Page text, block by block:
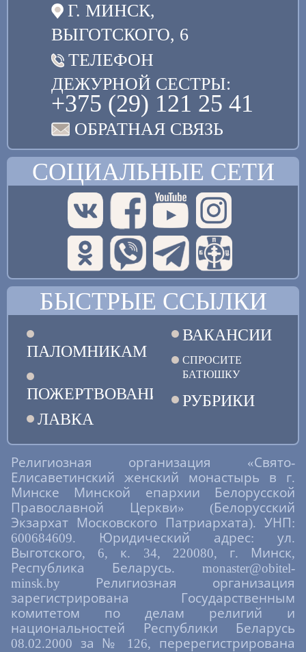
Г. МИНСК,
ВЫГОТСКОГО, 6
ТЕЛЕФОН
ДЕЖУРНОЙ СЕСТРЫ:
+375 (29) 121 25 41
ОБРАТНАЯ СВЯЗЬ
СОЦИАЛЬНЫЕ СЕТИ
БЫСТРЫЕ ССЫЛКИ
ПАЛОМНИКАМ
ПОЖЕРТВОВАНИЯ
ЛАВКА
ВАКАНСИИ
СПРОСИТЕ
БАТЮШКУ
РУБРИКИ
Религиозная организация «Свято-
Елисаветинский женский монастырь в г.
Минске Минской епархии Белорусской
Православной Церкви» (Белорусский
Экзархат Московского Патриархата). УНП:
600684609. Юридический адрес: ул.
Выготского, 6, к. 34, 220080, г. Минск,
Республика Беларусь. monaster@obitel-
minsk.by Религиозная организация
зарегистрирована Государственным
комитетом по делам религий и
национальностей Республики Беларусь
08.02.2000 за № 126, перерегистрирована